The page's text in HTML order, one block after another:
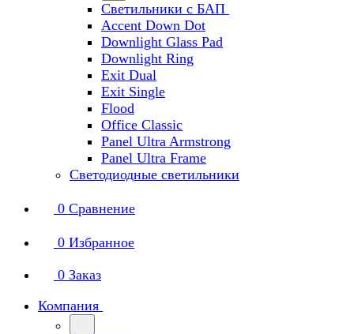
Светильники с БАП
Accent Down Dot
Downlight Glass Pad
Downlight Ring
Exit Dual
Exit Single
Flood
Office Classic
Panel Ultra Armstrong
Panel Ultra Frame
Светодиодные светильники
0 Сравнение
0 Избранное
0 Заказ
Компания